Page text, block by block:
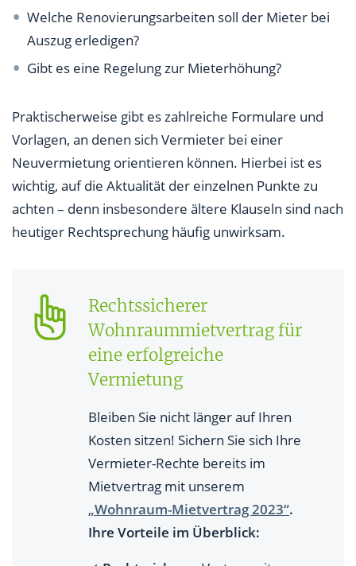
Welche Renovierungsarbeiten soll der Mieter bei
Auszug erledigen?
Gibt es eine Regelung zur Mieterhöhung?
Praktischerweise gibt es zahlreiche Formulare und
Vorlagen, an denen sich Vermieter bei einer
Neuvermietung orientieren können. Hierbei ist es
wichtig, auf die Aktualität der einzelnen Punkte zu
achten – denn insbesondere ältere Klauseln sind nach
heutiger Rechtsprechung häufig unwirksam.
Rechtssicherer
Wohnraummietvertrag für
eine erfolgreiche
Vermietung
Bleiben Sie nicht länger auf Ihren
Kosten sitzen! Sichern Sie sich Ihre
Vermieter-Rechte bereits im
Mietvertrag mit unserem
„Wohnraum-Mietvertrag 2023“.
Ihre Vorteile im Überblick: